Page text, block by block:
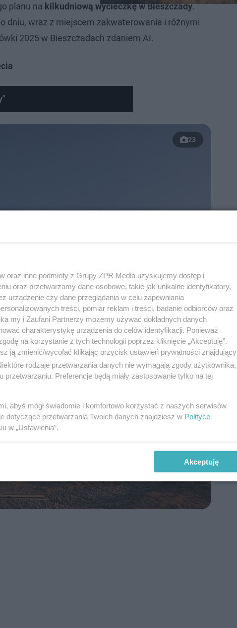
planu na kilkudniową wycieczkę w Bieszczady.
dniu, wraz z miejscem zakwaterowania i różnymi
2025 w Bieszczadach zdaniem AI.
23
oraz inne podmioty z Grupy ZPR Media uzyskujemy dostęp i
oraz przetwarzamy dane osobowe, takie jak unikalne identyfikatory,
urządzenie czy dane przeglądania w celu zapewniania
treści, pomiar reklam i treści, badanie odbiorców oraz
my i Zaufani Partnerzy możemy używać dokładnych danych
charakterystykę urządzenia do celów identyfikacji. Ponieważ
na korzystanie z tych technologii poprzez kliknięcie „Akceptuję”.
ją zmienić/wycofać klikając przycisk ustawień prywatności znajdujący
rodzaje przetwarzania danych nie wymagają zgody użytkownika,
Preferencje będą miały zastosowanie tylko na tej
abyś mógł świadomie i komfortowo korzystać z naszych serwisów
dotyczące przetwarzania Twoich danych znajdziesz w Polityce
w „Ustawienia”.
Akceptuję